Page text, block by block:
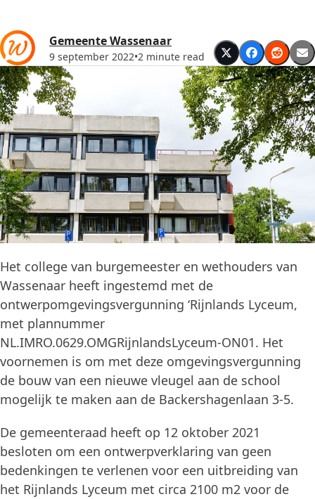
Gemeente Wassenaar
9 september 2022•2 minute read
Het college van burgemeester en wethouders van
Wassenaar heeft ingestemd met de
ontwerpomgevingsvergunning ‘Rijnlands Lyceum,
met plannummer
NL.IMRO.0629.OMGRijnlandsLyceum-ON01. Het
voornemen is om met deze omgevingsvergunning
de bouw van een nieuwe vleugel aan de school
mogelijk te maken aan de Backershagenlaan 3-5.
De gemeenteraad heeft op 12 oktober 2021
besloten om een ontwerpverklaring van geen
bedenkingen te verlenen voor een uitbreiding van
het Rijnlands Lyceum met circa 2100 m2 voor de